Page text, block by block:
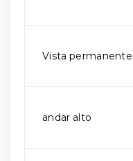
Vista permanente
andar alto